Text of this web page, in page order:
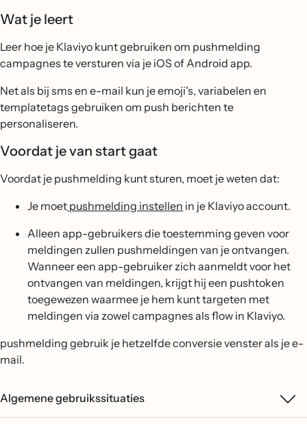
Wat je leert
Leer hoe je Klaviyo kunt gebruiken om pushmelding
campagnes te versturen via je iOS of Android app.
Net als bij sms en e-mail kun je emoji's, variabelen en
templatetags gebruiken om push berichten te
personaliseren.
Voordat je van start gaat
Voordat je pushmelding kunt sturen, moet je weten dat:
Je moet pushmelding instellen in je Klaviyo account.
Alleen app-gebruikers die toestemming geven voor
meldingen zullen pushmeldingen van je ontvangen.
Wanneer een app-gebruiker zich aanmeldt voor het
ontvangen van meldingen, krijgt hij een pushtoken
toegewezen waarmee je hem kunt targeten met
meldingen via zowel campagnes als flow in Klaviyo.
pushmelding gebruik je hetzelfde conversie venster als je e-
mail.
Algemene gebruikssituaties